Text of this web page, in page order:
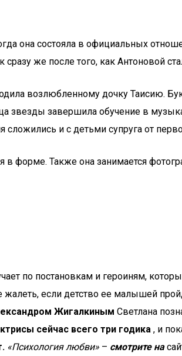
она состояла в официальных
же после того, как Антоновой
возлюбленному дочку Таисию.
звезды завершила обучение в
и с детьми супруга от
в форме. Также она занимается
по постановкам и героиням,
если детство ее малышей
Жигалкиным Светлана
сейчас всего три годика , и
«Психология любви» – смотрите на